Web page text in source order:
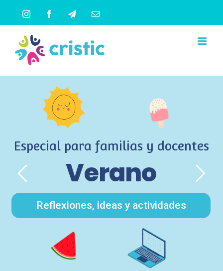
contenido
InstagramFacebookTelegramCorreo
Reflexiones, ideas y actividades
Verano
Especial para familias y docentes